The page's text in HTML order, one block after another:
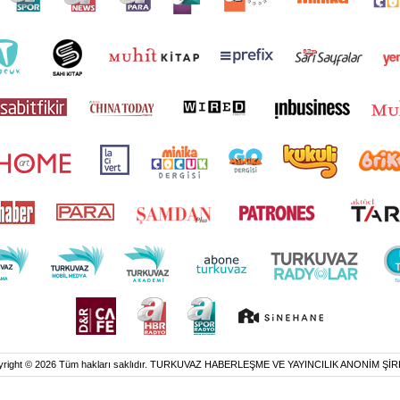
© 2026 Tüm hakları saklıdır. TURKUVAZ HABERLEŞME VE YAYINCILIK ANONİM